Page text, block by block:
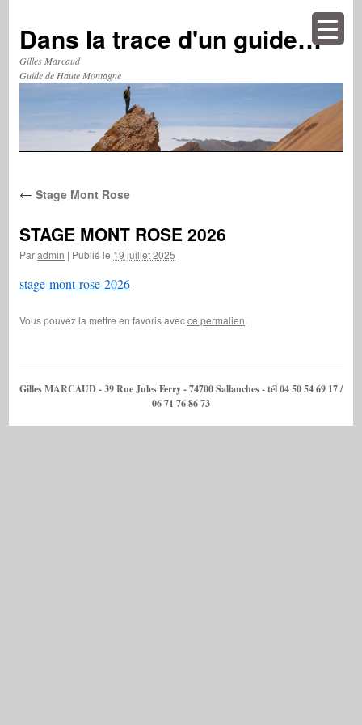
contenu
Dans la trace d'un guide…
Gilles Marcaud
Guide de Haute Montagne
← Stage Mont Rose
STAGE MONT ROSE 2026
Paradmin | Publié le 19 juillet 2025
stage-mont-rose-2026
Vous pouvez la mettre en favoris avecce permalien.
Gilles MARCAUD - 39 Rue Jules Ferry - 74700 Sallanches - tél 04 50 54 69 17 /
06 71 76 86 73